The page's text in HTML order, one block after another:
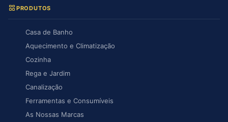
PRODUTOS
Casa de Banho
Aquecimento e Climatização
Cozinha
Rega e Jardim
Canalização
Ferramentas e Consumíveis
As Nossas Marcas